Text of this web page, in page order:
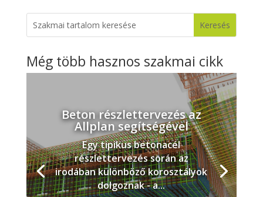
Még több hasznos szakmai cikk
Beton részlettervezés az
Allplan segítségével
Egy tipikus betonacél
részlettervezés során az
irodában különböző korosztályok
dolgoznak - a...